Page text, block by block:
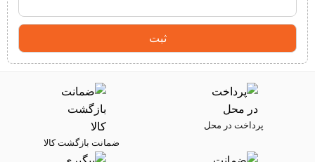
پرداخت در محل
ضمانت بازگشت کالا